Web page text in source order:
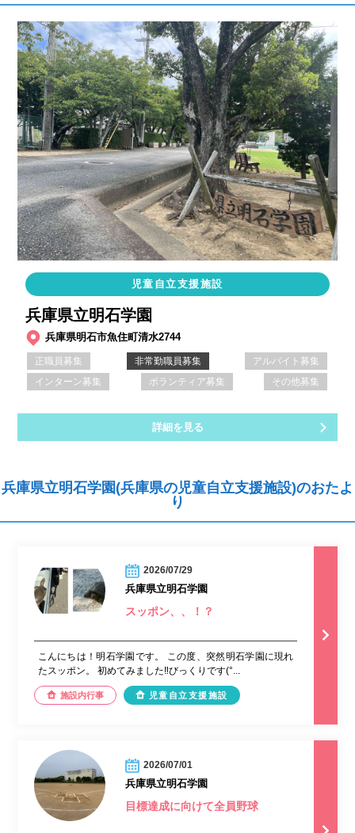
児童自立支援施設
兵庫県立明石学園
兵庫県明石市魚住町清水2744
正職員募集 非常勤職員募集
アルバイト募集
インターン募集
ボランティア募集 その他募集
詳細を見る
兵庫県立明石学園(兵庫県の児童自立支援施設)のおたよ
り
2026/07/29
兵庫県立明石学園
スッポン、、！？
こんにちは！明石学園です。 この度、突然明石学園に現れ
たスッポン。 初めてみました‼︎びっくりです(°...
施設内行事 児童自立支援施設
2026/07/01
兵庫県立明石学園
目標達成に向けて全員野球